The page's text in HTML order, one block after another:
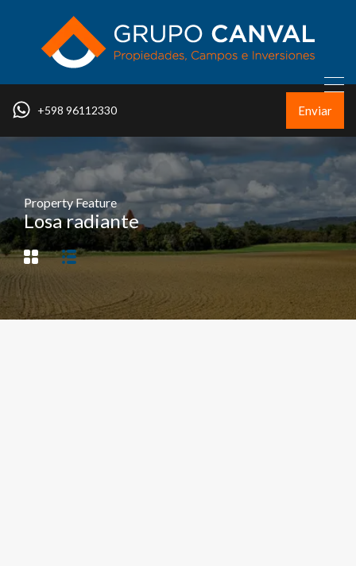
+598 96112330 Enviar
Property Feature
Losa radiante